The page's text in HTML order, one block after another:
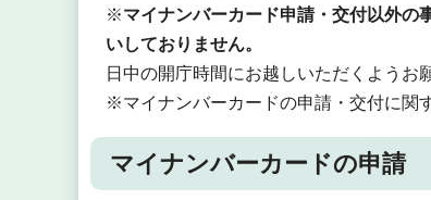
※マイナンバーカード申請・交付以外の
いしておりません。
日中の開庁時間にお越しいただくようお
※マイナンバーカードの申請・交付に関
マイナンバーカードの申請